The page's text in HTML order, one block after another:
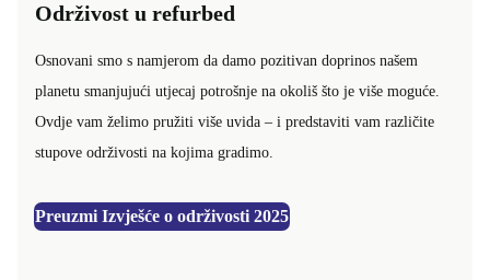
Održivost u refurbed
Osnovani smo s namjerom da damo pozitivan doprinos našem
planetu smanjujući utjecaj potrošnje na okoliš što je više moguće.
Ovdje vam želimo pružiti više uvida – i predstaviti vam različite
stupove održivosti na kojima gradimo.
Preuzmi Izvješće o održivosti 2025